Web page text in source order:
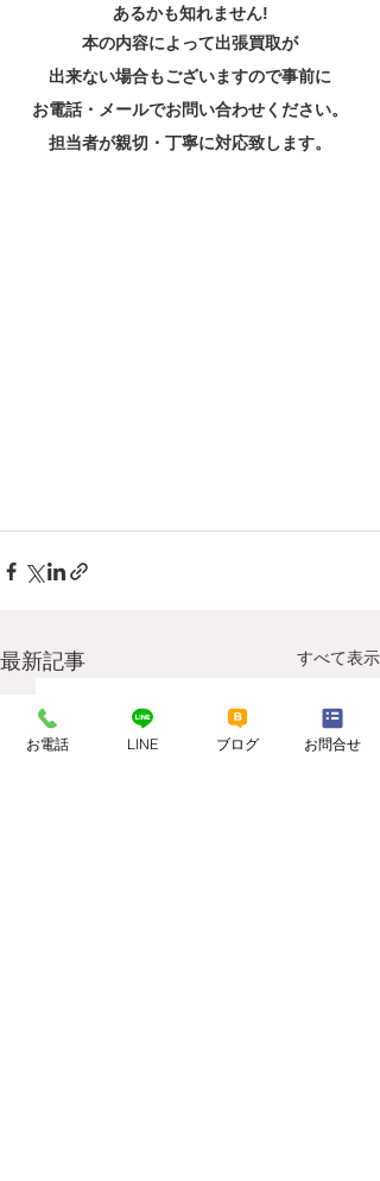
あるかも知れません!
本の内容によって出張買取が
出来ない場合もございますので事前に
お電話・メールでお問い合わせください。
担当者が親切・丁寧に対応致します。
最新記事 すべて表示
お電話 LINE ブログ お問合せ